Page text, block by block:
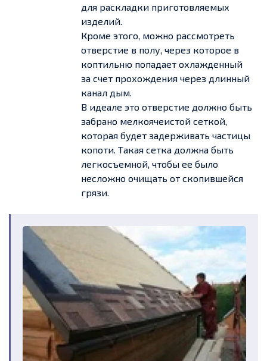
для раскладки приготовляемых
изделий.
Кроме этого, можно рассмотреть
отверстие в полу, через которое в
коптильню попадает охлажденный
за счет прохождения через длинный
канал дым.
В идеале это отверстие должно быть
забрано мелкоячеистой сеткой,
которая будет задерживать частицы
копоти. Такая сетка должна быть
легкосъемной, чтобы ее было
несложно очищать от скопившейся
грязи.